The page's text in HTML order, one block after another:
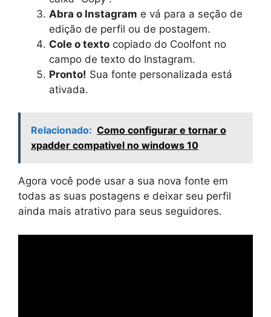
Abra o Instagram e vá para a seção de
edição de perfil ou de postagem.
Cole o texto copiado do Coolfont no
campo de texto do Instagram.
Pronto! Sua fonte personalizada está
ativada.
Relacionado: Como configurar e tornar o
xpadder compativel no windows 10
Agora você pode usar a sua nova fonte em
todas as suas postagens e deixar seu perfil
ainda mais atrativo para seus seguidores.